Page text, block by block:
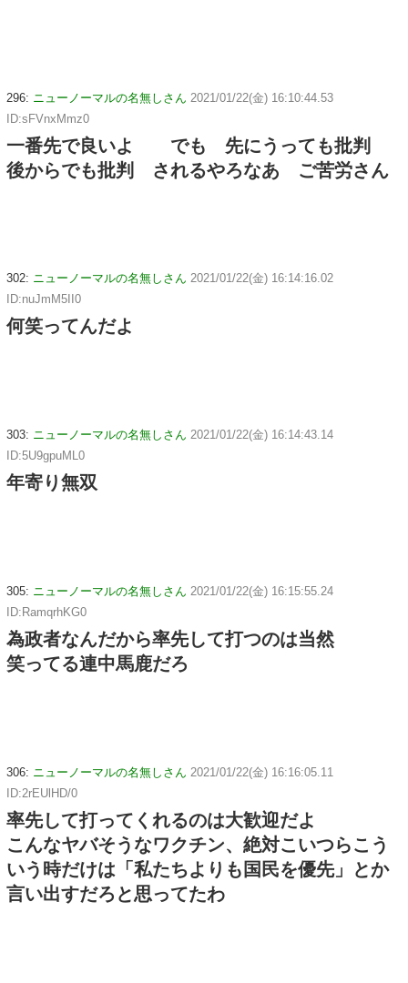
296: ニューノーマルの名無しさん 2021/01/22(金) 16:10:44.53
ID:sFVnxMmz0
一番先で良いよ でも 先にうっても批判
後からでも批判 されるやろなあ ご苦労さん
302: ニューノーマルの名無しさん 2021/01/22(金) 16:14:16.02
ID:nuJmM5II0
何笑ってんだよ
303: ニューノーマルの名無しさん 2021/01/22(金) 16:14:43.14
ID:5U9gpuML0
年寄り無双
305: ニューノーマルの名無しさん 2021/01/22(金) 16:15:55.24
ID:RamqrhKG0
為政者なんだから率先して打つのは当然
笑ってる連中馬鹿だろ
306: ニューノーマルの名無しさん 2021/01/22(金) 16:16:05.11
ID:2rEUlHD/0
率先して打ってくれるのは大歓迎だよ
こんなヤバそうなワクチン、絶対こいつらこう
いう時だけは「私たちよりも国民を優先」とか
言い出すだろと思ってたわ